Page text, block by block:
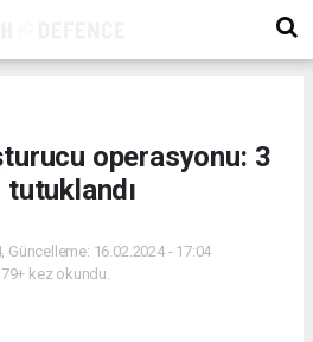
operasyonu: 3
tutuklandı
Güncelleme: 16.02.2024 - 17:04
kez okundu.